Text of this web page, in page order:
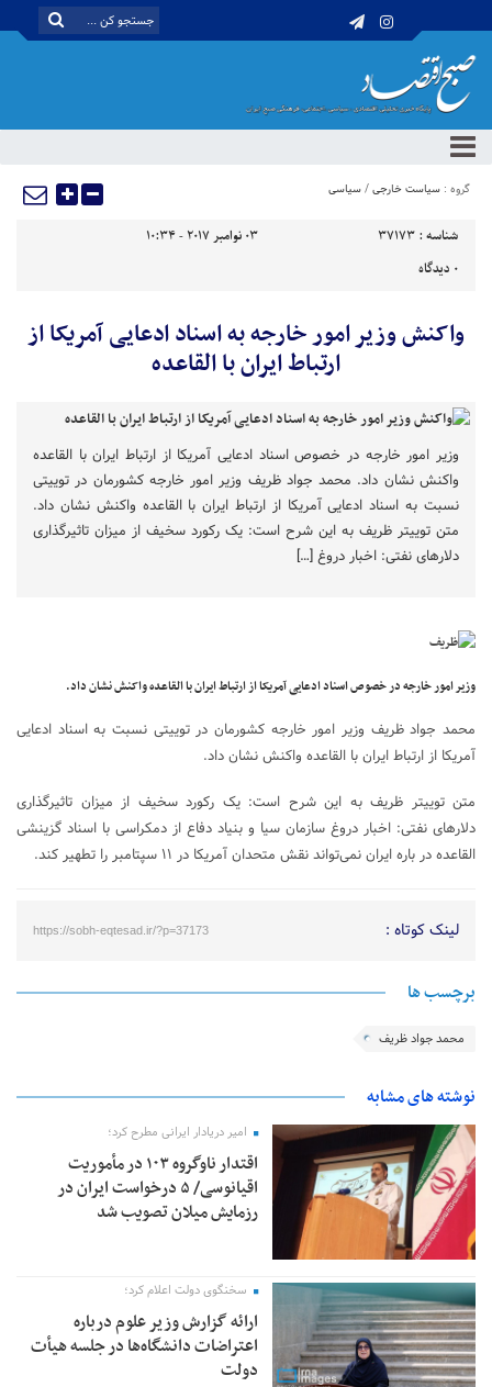
گروه : سیاست خارجی/سیاسی
شناسه : 37173
03 نوامبر 2017 - 10:34
0 دیدگاه
واکنش وزیر امور خارجه به اسناد ادعایی آمریکا از
ارتباط ایران با القاعده
وزیر امور خارجه در خصوص اسناد ادعایی آمریکا از ارتباط ایران با القاعده
واکنش نشان داد. محمد جواد ظریف وزیر امور خارجه کشورمان در توییتی
نسبت به اسناد ادعایی آمریکا از ارتباط ایران با القاعده واکنش نشان داد.
متن توییتر ظریف به این شرح است: یک رکورد سخیف از میزان تاثیرگذاری
دلارهای نفتی: اخبار دروغ […]
وزیر امور خارجه در خصوص اسناد ادعایی آمریکا از ارتباط ایران با القاعده واکنش نشان داد.
محمد جواد ظریف وزیر امور خارجه کشورمان در توییتی نسبت به اسناد ادعایی
آمریکا از ارتباط ایران با القاعده واکنش نشان داد.
متن توییتر ظریف به این شرح است: یک رکورد سخیف از میزان تاثیرگذاری
دلارهای نفتی: اخبار دروغ سازمان سیا و بنیاد دفاع از دمکراسی با اسناد گزینشی
القاعده در باره ایران نمی‌تواند نقش متحدان آمریکا در ۱۱ سپتامبر را تطهیر کند.
لینک کوتاه : https://sobh-eqtesad.ir/?p=37173
برچسب ها
محمد جواد ظریف
نوشته های مشابه
امیر دریادار ایرانی مطرح کرد؛
اقتدار ناوگروه ۱۰۳ در مأموریت‌
اقیانوسی/ ۵ درخواست ایران در
رزمایش میلان تصویب شد
سخنگوی دولت اعلام کرد؛
ارائه گزارش وزیر علوم درباره
اعتراضات دانشگاه‌ها در جلسه هیأت
دولت